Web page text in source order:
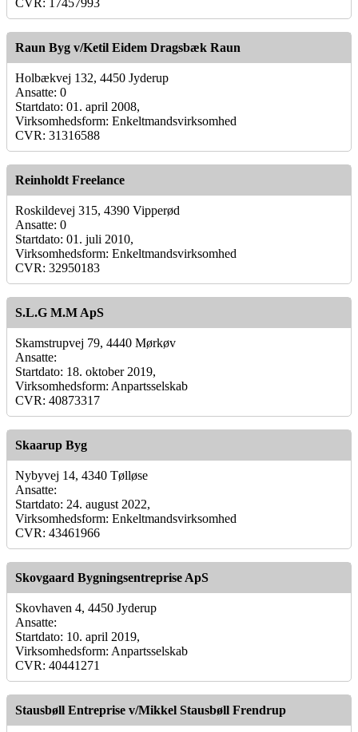
CVR: 17457993
Raun Byg v/Ketil Eidem Dragsbæk Raun
Holbækvej 132, 4450 Jyderup
Ansatte: 0
Startdato: 01. april 2008,
Virksomhedsform: Enkeltmandsvirksomhed
CVR: 31316588
Reinholdt Freelance
Roskildevej 315, 4390 Vipperød
Ansatte: 0
Startdato: 01. juli 2010,
Virksomhedsform: Enkeltmandsvirksomhed
CVR: 32950183
S.L.G M.M ApS
Skamstrupvej 79, 4440 Mørkøv
Ansatte:
Startdato: 18. oktober 2019,
Virksomhedsform: Anpartsselskab
CVR: 40873317
Skaarup Byg
Nybyvej 14, 4340 Tølløse
Ansatte:
Startdato: 24. august 2022,
Virksomhedsform: Enkeltmandsvirksomhed
CVR: 43461966
Skovgaard Bygningsentreprise ApS
Skovhaven 4, 4450 Jyderup
Ansatte:
Startdato: 10. april 2019,
Virksomhedsform: Anpartsselskab
CVR: 40441271
Stausbøll Entreprise v/Mikkel Stausbøll Frendrup